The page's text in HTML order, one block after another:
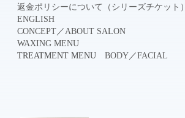
返金ポリシーについて（シリーズチケット）
ENGLISH
CONCEPT ／ ABOUT SALON
WAXING MENU
TREATMENT MENUBODY ／FACIAL